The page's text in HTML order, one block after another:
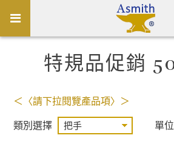
特規品促銷
＜〈請下拉閱覽產品項〉＞
類別選擇
單位